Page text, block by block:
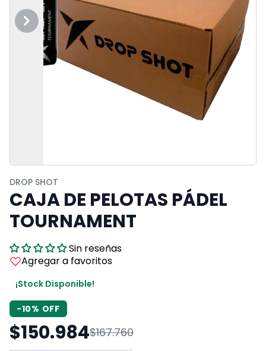
Previous
Next
DROP SHOT
CAJA DE PELOTAS PÁDEL
TOURNAMENT
Sin reseñas
Agregar a favoritos
¡Stock Disponible!
-10% OFF
$150.984$167.760